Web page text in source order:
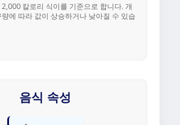
칼로리 식이를 기준으로 합니다. 개
에 따라 값이 상승하거나 낮아질 수 있습
음식 속성